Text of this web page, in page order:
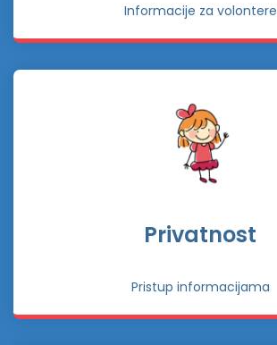
Informacije za volontere
Privatnost
Pristup informacijama